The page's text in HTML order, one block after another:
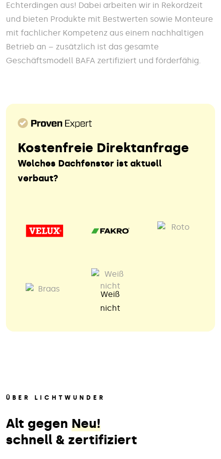
Echterdingen aus! Dabei arbeiten wir in Rekordzeit
und bieten Produkte mit Bestwerten sowie Monteure
mit fachlicher Kompetenz aus einem nachhaltigen
Betrieb an – zusätzlich ist das gesamte
Geschäftsmodell BAFA zertifiziert und förderfähig.
Kostenfreie Direktanfrage
Welches Dachfenster ist aktuell
verbaut?
Weiß
nicht
ÜBER LICHTWUNDER
Alt gegen Neu!
schnell & zertifiziert